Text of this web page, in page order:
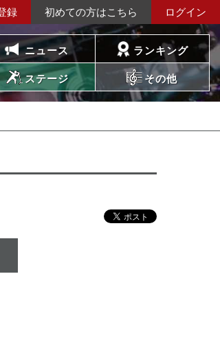
録 初めての方はこちら ログイン
ニュース ランキング
ステージ その他